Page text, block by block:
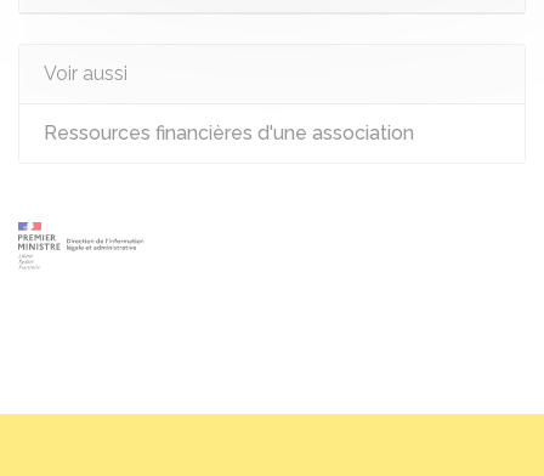
Voir aussi
Ressources financières d'une association